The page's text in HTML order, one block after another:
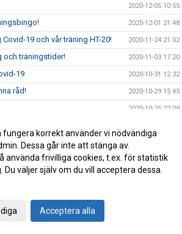
2020-12-05 10:55
2020-12-01 21:48
19 och vår träning HT-20! 2020-11-24 21:02
och träningstider! 2020-11-03 17:20
19 2020-10-31 12:32
råd! 2020-10-29 15:45
2020-10-25 22:09
27/9 2020-09-25 13:05
Nybörjare!
fungera korrekt använder vi nödvändiga
Dessa går inte att stänga av.
använda frivilliga cookies, t.ex. för statistik
väljer själv om du vill acceptera dessa.
Acceptera alla